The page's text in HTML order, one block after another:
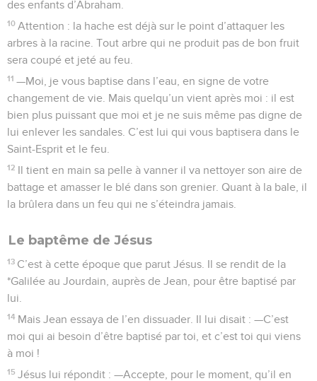
des enfants d’Abraham.
10 Attention : la hache est déjà sur le point d’attaquer les
arbres à la racine. Tout arbre qui ne produit pas de bon fruit
sera coupé et jeté au feu.
11 —Moi, je vous baptise dans l’eau, en signe de votre
changement de vie. Mais quelqu’un vient après moi : il est
bien plus puissant que moi et je ne suis même pas digne de
lui enlever les sandales. C’est lui qui vous baptisera dans le
Saint-Esprit et le feu.
12 Il tient en main sa pelle à vanner il va nettoyer son aire de
battage et amasser le blé dans son grenier. Quant à la bale, il
la brûlera dans un feu qui ne s’éteindra jamais.
Le baptême de Jésus
13 C’est à cette époque que parut Jésus. Il se rendit de la
*Galilée au Jourdain, auprès de Jean, pour être baptisé par
lui.
14 Mais Jean essaya de l’en dissuader. Il lui disait : —C’est
moi qui ai besoin d’être baptisé par toi, et c’est toi qui viens
à moi !
15 Jésus lui répondit : —Accepte, pour le moment, qu’il en